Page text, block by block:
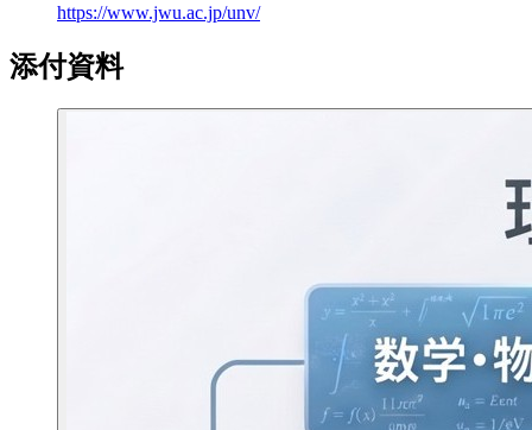
https://www.jwu.ac.jp/unv/
添付資料